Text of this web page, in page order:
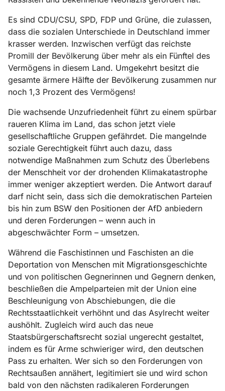
Es sind CDU/CSU, SPD, FDP und Grüne, die zulassen,
dass die sozialen Unterschiede in Deutschland immer
krasser werden. Inzwischen verfügt das reichste
Promill der Bevölkerung über mehr als ein Fünftel des
Vermögens in diesem Land. Umgekehrt besitzt die
gesamte ärmere Hälfte der Bevölkerung zusammen nur
noch 1,3 Prozent des Vermögens!
Die wachsende Unzufriedenheit führt zu einem spürbar
raueren Klima im Land, das schon jetzt viele
gesellschaftliche Gruppen gefährdet. Die mangelnde
soziale Gerechtigkeit führt auch dazu, dass
notwendige Maßnahmen zum Schutz des Überlebens
der Menschheit vor der drohenden Klimakatastrophe
immer weniger akzeptiert werden. Die Antwort darauf
darf nicht sein, dass sich die demokratischen Parteien
bis hin zum BSW den Positionen der AfD anbiedern
und deren Forderungen – wenn auch in
abgeschwächter Form – umsetzen.
Während die Faschistinnen und Faschisten an die
Deportation von Menschen mit Migrationsgeschichte
und von politischen Gegnerinnen und Gegnern denken,
beschließen die Ampelparteien mit der Union eine
Beschleunigung von Abschiebungen, die die
Rechtsstaatlichkeit verhöhnt und das Asylrecht weiter
aushöhlt. Zugleich wird auch das neue
Staatsbürgerschaftsrecht sozial ungerecht gestaltet,
indem es für Arme schwieriger wird, den deutschen
Pass zu erhalten. Wer sich so den Forderungen von
Rechtsaußen annähert, legitimiert sie und wird schon
bald von den nächsten radikaleren Forderungen